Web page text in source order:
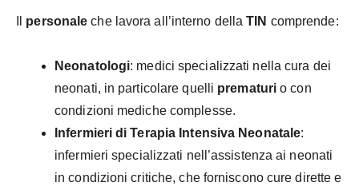
personale che lavora all’interno dellaTIN comprende:
Neonatologi: medici specializzati nella cura dei
neonati, in particolare quelli prematuri o con
condizioni mediche complesse.
Infermieri di Terapia Intensiva Neonatale:
infermieri specializzati nell’assistenza ai neonati
in condizioni critiche, che forniscono cure dirette e